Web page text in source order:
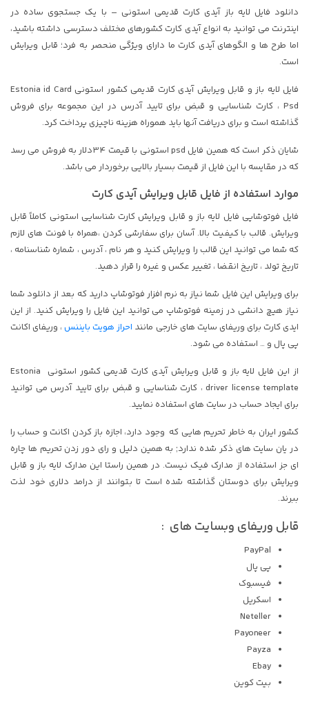
دانلود فایل لایه باز آیدی کارت قدیمی استونی – با یک جستجوی ساده در
اینترنت می توانید به انواع آیدی کارت کشورهای مختلف دسترسی داشته باشید،
اما طرح ها و الگوهای آیدی کارت ما دارای ویژگی منحصر به فرد؛ قابل ویرایش
است.
فایل لایه باز و قابل ویرایش آیدی کارت قدیمی کشور استونی Estonia id Card
Psd ، کارت شناسایی و قبض برای تایید آدرس در این مجموعه برای فروش
گذاشته است و برای دریافت آنها باید هموراه هزینه ناچیزی پرداخت کرد.
شایان ذکر است که همین فایل psd استونی با قیمت 34دلار به فروش می رسد
که در مقایسه با این فایل از قیمت بسیار بالایی برخوردار می باشد.
موارد استفاده از فایل قابل ویرایش آیدی کارت
فایل فوتوشاپی فایل لایه باز و قابل ویرایش کارت شناسایی استونی کاملاً قابل
ویرایش. قالب با کیفیت بالا. آسان برای سفارشی کردن ،همراه با فونت های لازم
که شما می توانید این قالب را ویرایش کنید و هر نام ، آدرس ، شماره شناسنامه ،
تاریخ تولد ، تاریخ انقضا ، تغییر عکس و غیره را قرار دهید.
برای ویرایش این فایل شما نیاز به نرم افزار فوتوشاپ دارید که بعد از دانلود شما
نیاز هیچ دانشی در زمینه فوتوشاپ می توانید این فایل را ویرایش کنید. از این
ایدی کارت برای وریفای سایت های خارجی مانند احراز هویت بایننس، وریفای اکانت
پی پال و … استفاده می شود.
از این فایل لایه باز و قابل ویرایش آیدی کارت قدیمی کشور استونی Estonia
driver license template ، کارت شناسایی و قبض برای تایید آدرس می توانید
برای ایجاد حساب در سایت های استفاده نمایید.
کشور ایران به خاطر تحریم هایی که وجود دارد، اجازه باز کردن اکانت و حساب را
در یان سایت های ذکر شده ندارد; به همین دلیل و رای دور زدن تحریم ها چاره
ای جز استفاده از مدارک فیک نیست. در همین راستا این مدارک لایه باز و قابل
ویرایش برای دوستان گذاشته شده است تا بتوانند از درامد دلاری خود لذت
ببرند.
قابل وریفای وبسایت های :
PayPal
پی پال
فیسبوک
اسکریل
Neteller
Payoneer
Payza
Ebay
بیت کوین